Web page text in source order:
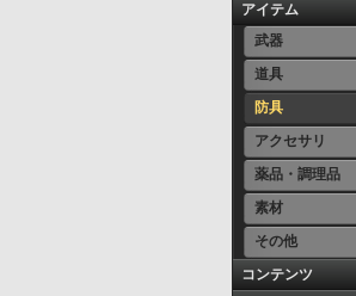
アイテム
武器
道具
防具
アクセサリ
薬品・調理品
素材
その他
コンテンツ